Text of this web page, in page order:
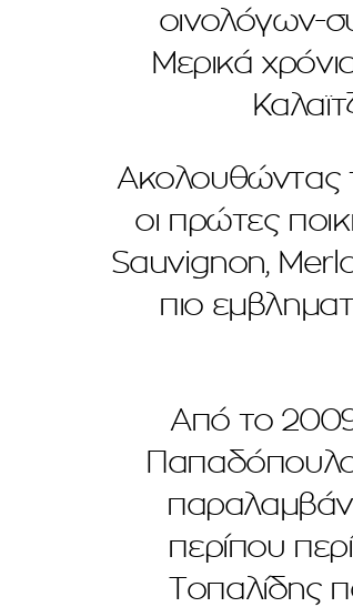
οινολόγων-
Μερικά
Ακολουθώντας
οι πρώτες
Sauvignon,
πιο
Από το
περίπου
Τοπαλίδης